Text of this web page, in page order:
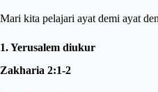
Mari kita pelajari ayat demi ayat
1. Yerusalem diukur
Zakharia 2:1-2